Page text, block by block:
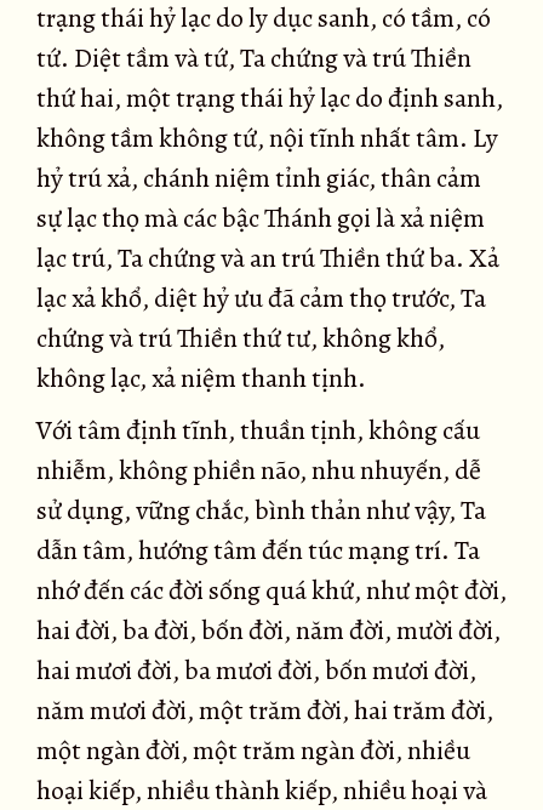
trạng thái hỷ lạc do ly dục sanh, có tầm, có
tứ. Diệt tầm và tứ, Ta chứng và trú Thiền
thứ hai, một trạng thái hỷ lạc do định sanh,
không tầm không tứ, nội tĩnh nhất tâm. Ly
hỷ trú xả, chánh niệm tỉnh giác, thân cảm
sự lạc thọ mà các bậc Thánh gọi là xả niệm
lạc trú, Ta chứng và an trú Thiền thứ ba. Xả
lạc xả khổ, diệt hỷ ưu đã cảm thọ trước, Ta
chứng và trú Thiền thứ tư, không khổ,
không lạc, xả niệm thanh tịnh.
Với tâm định tĩnh, thuần tịnh, không cấu
nhiễm, không phiền não, nhu nhuyến, dễ
sử dụng, vững chắc, bình thản như vậy, Ta
dẫn tâm, hướng tâm đến túc mạng trí. Ta
nhớ đến các đời sống quá khứ, như một đời,
hai đời, ba đời, bốn đời, năm đời, mười đời,
hai mươi đời, ba mươi đời, bốn mươi đời,
năm mươi đời, một trăm đời, hai trăm đời,
một ngàn đời, một trăm ngàn đời, nhiều
hoại kiếp, nhiều thành kiếp, nhiều hoại và